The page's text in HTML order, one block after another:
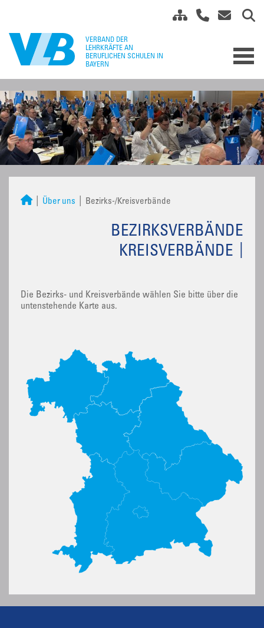
Über uns Bezirks-/Kreisverbände
BEZIRKSVERBÄNDE
KREISVERBÄNDE
Die Bezirks- und Kreisverbände wählen Sie bitte über die
untenstehende Karte aus.